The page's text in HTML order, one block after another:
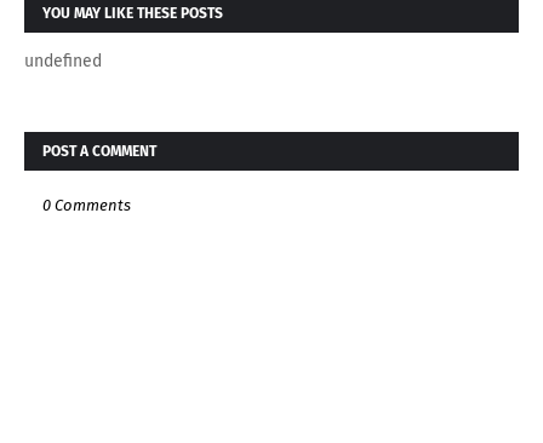
YOU MAY LIKE THESE POSTS
undefined
POST A COMMENT
0 Comments